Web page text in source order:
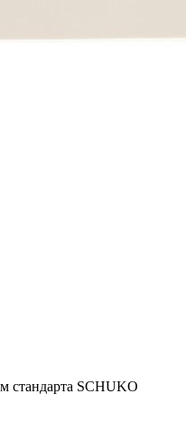
стандарта SCHUKO